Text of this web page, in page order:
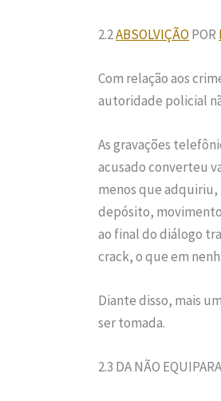
2.2ABSOLVIÇÃO POR
Com relação aos
autoridade policial
As gravações
acusado converteu
menos que
depósito,
ao final do diálogo
crack, o que em
Diante disso, mais
ser tomada.
2.3 DA NÃO